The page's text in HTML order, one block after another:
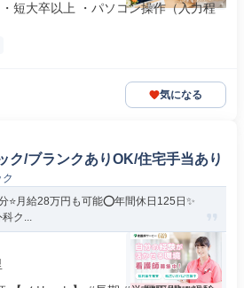
短大卒以上 ・パソコン操作（入力程
気になる
ク/ブランクありOK/住宅手当あり
⭐月給28万円も可能⭕年間休日125日✨
ク...